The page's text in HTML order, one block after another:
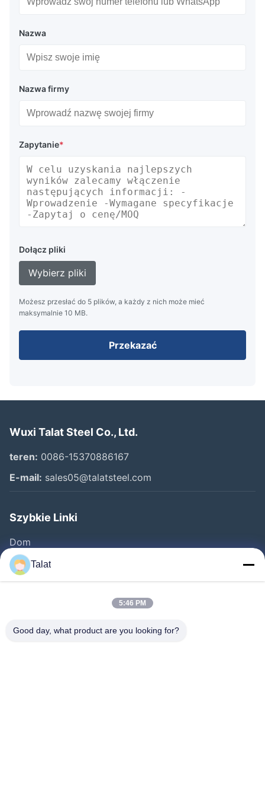
Nazwa
Nazwa firmy
Zapytanie*
Dołącz pliki
Wybierz pliki
Możesz przesłać do 5 plików, a każdy z nich może mieć
maksymalnie 10 MB.
Przekazać
Wuxi Talat Steel Co., Ltd.
teren: 0086-15370886167
E-mail: sales05@talatsteel.com
Szybkie Linki
Dom
Produkty
O Nas
Kontrola Jakości
Talat
5:46 PM
Good day, what product are you looking for?